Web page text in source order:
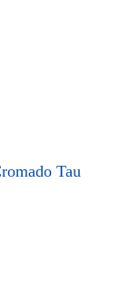
Tau